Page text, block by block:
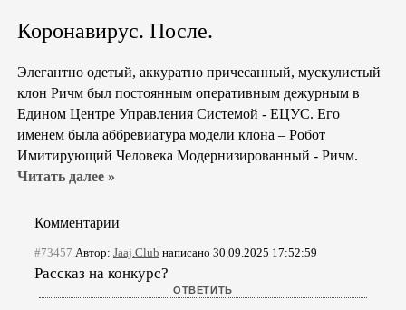
Коронавирус. После.
Элегантно одетый, аккуратно причесанный, мускулистый
клон Ричм был постоянным оперативным дежурным в
Едином Центре Управления Системой - ЕЦУС. Его
именем была аббревиатура модели клона – Робот
Имитирующий Человека Модернизированный - Ричм.
Читать далее »
Комментарии
#73457 Автор: Jaaj.Club написано 30.09.2025 17:52:59
Рассказ на конкурс?